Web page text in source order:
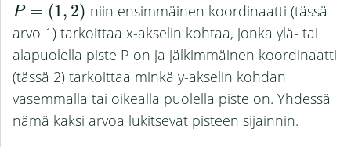
P = (1, 2)
P= (1, 2)
niin ensimmäinen koordinaatti (tässä
arvo 1) tarkoittaa x-akselin kohtaa, jonka ylä- tai
alapuolella piste P on ja jälkimmäinen koordinaatti
(tässä 2) tarkoittaa minkä y-akselin kohdan
vasemmalla tai oikealla puolella piste on. Yhdessä
nämä kaksi arvoa lukitsevat pisteen sijainnin.